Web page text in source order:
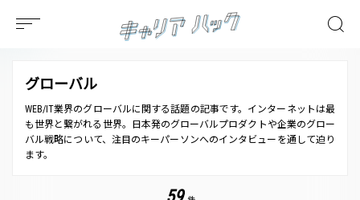
グローバル
WEB/IT業界のグローバルに関する話題の記事です。インターネットは最
も世界と繋がれる世界。日本発のグローバルプロダクトや企業のグロー
バル戦略について、注目のキーパーソンへのインタビューを通して迫り
ます。